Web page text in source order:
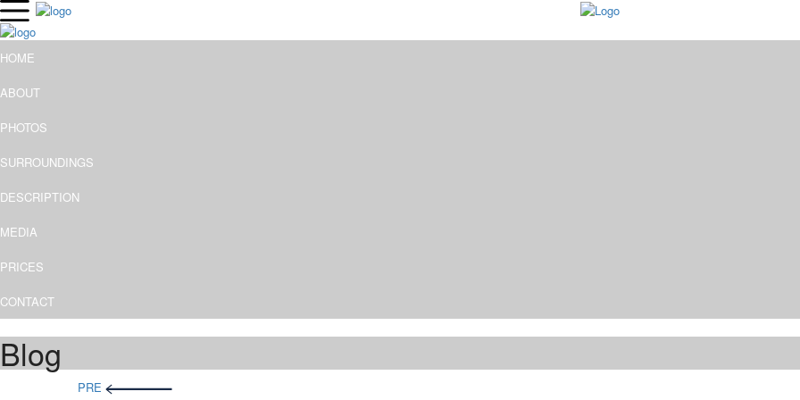
HOME
ABOUT
PHOTOS
SURROUNDINGS
DESCRIPTION
MEDIA
PRICES
CONTACT
Blog
Post
PRE